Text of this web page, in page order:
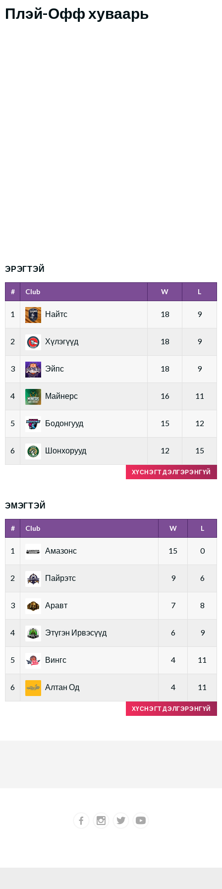
Плэй-Офф хуваарь
ЭРЭГТЭЙ
# Club W L
1 Найтс 18 9
2 Хүлэгүүд 18 9
3 Эйпс 18 9
4 Майнерс 16 11
5 Бодонгууд 15 12
6 Шонхорууд 12 15
ХҮСНЭГТ ДЭЛГЭРЭНГҮЙ
ЭМЭГТЭЙ
# Club W L
1 Амазонс 15 0
2 Пайрэтс 9 6
3 Аравт 7 8
4 Этүгэн Ирвэсүүд 6 9
5 Вингс 4 11
6 Алтан Од 4 11
ХҮСНЭГТ ДЭЛГЭРЭНГҮЙ